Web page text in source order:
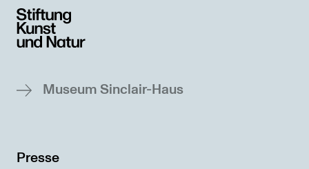
Museum Sinclair-Haus
Presse